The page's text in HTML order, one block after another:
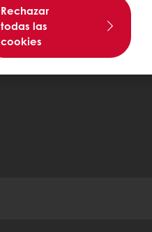
Rechazar
todas las
cookies